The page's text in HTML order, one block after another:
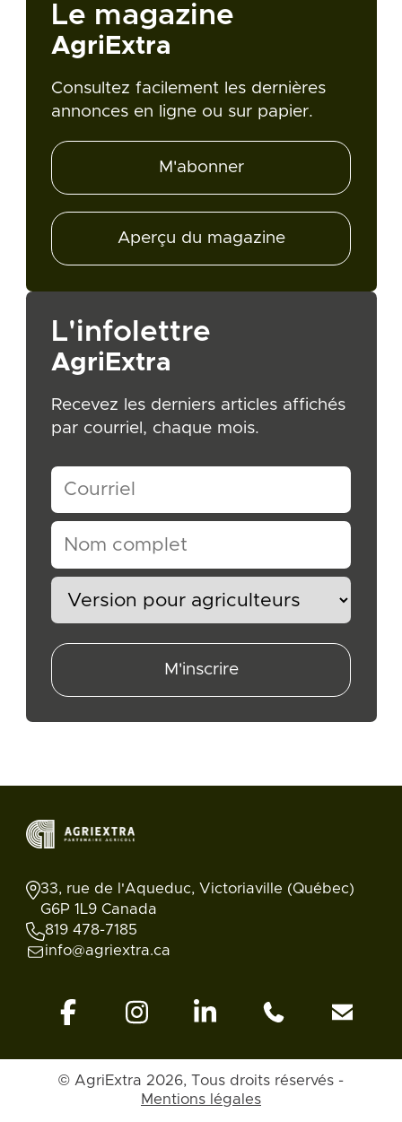
Le magazine
AgriExtra
Consultez facilement les dernières
annonces en ligne ou sur papier.
M'abonner
Aperçu du magazine
L'infolettre
AgriExtra
Recevez les derniers articles affichés
par courriel, chaque mois.
M'inscrire
33, rue de l'Aqueduc, Victoriaville (Québec)
G6P 1L9 Canada
819 478-7185
info@agriextra.ca
© AgriExtra 2026, Tous droits réservés -
Mentions légales